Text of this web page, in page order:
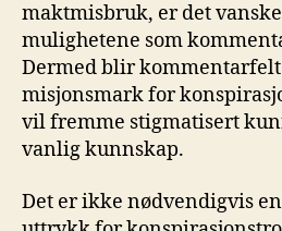
maktmisbruk, er det
mulighetene som
Dermed blir
misjonsmark for
vil fremme stigmatisert
vanlig kunnskap.
Det er ikke nødvendigvis